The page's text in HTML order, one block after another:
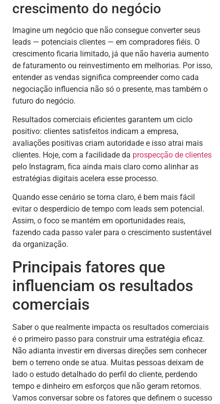
crescimento do negócio
Imagine um negócio que não consegue converter seus
leads — potenciais clientes — em compradores fiéis. O
crescimento ficaria limitado, já que não haveria aumento
de faturamento ou reinvestimento em melhorias. Por isso,
entender as vendas significa compreender como cada
negociação influencia não só o presente, mas também o
futuro do negócio.
Resultados comerciais eficientes garantem um ciclo
positivo: clientes satisfeitos indicam a empresa,
avaliações positivas criam autoridade e isso atrai mais
clientes. Hoje, com a facilidade da prospecção de clientes
pelo Instagram, fica ainda mais claro como alinhar as
estratégias digitais acelera esse processo.
Quando esse cenário se torna claro, é bem mais fácil
evitar o desperdício de tempo com leads sem potencial.
Assim, o foco se mantém em oportunidades reais,
fazendo cada passo valer para o crescimento sustentável
da organização.
Principais fatores que
influenciam os resultados
comerciais
Saber o que realmente impacta os resultados comerciais
é o primeiro passo para construir uma estratégia eficaz.
Não adianta investir em diversas direções sem conhecer
bem o terreno onde se atua. Muitas pessoas deixam de
lado o estudo detalhado do perfil do cliente, perdendo
tempo e dinheiro em esforços que não geram retornos.
Vamos conversar sobre os fatores que definem o sucesso